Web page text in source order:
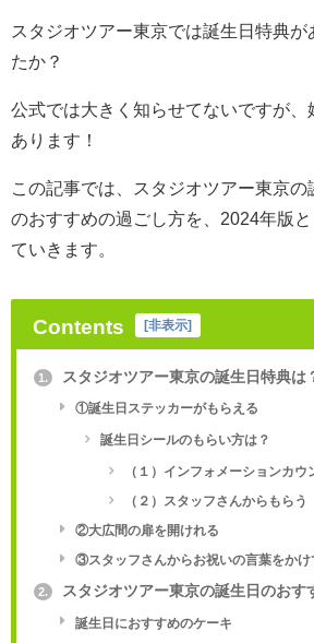
スタジオツアー東京では誕生日特典が
たか？
公式では大きく知らせてないですが、
あります！
この記事では、スタジオツアー東京の
のおすすめの過ごし方を、2024年版
ていきます。
Contents 非表示
1. スタジオツアー東京の誕生日特典は
①誕生日ステッカーがもらえる
誕生日シールのもらい方は？
（１）インフォメーションカウ
（２）スタッフさんからもらう
②大広間の扉を開けれる
③スタッフさんからお祝いの言葉をかけ
2. スタジオツアー東京の誕生日のおす
誕生日におすすめのケーキ